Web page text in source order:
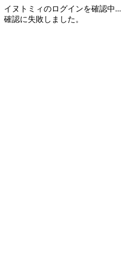
イヌトミィのログインを確認中...
確認に失敗しました。